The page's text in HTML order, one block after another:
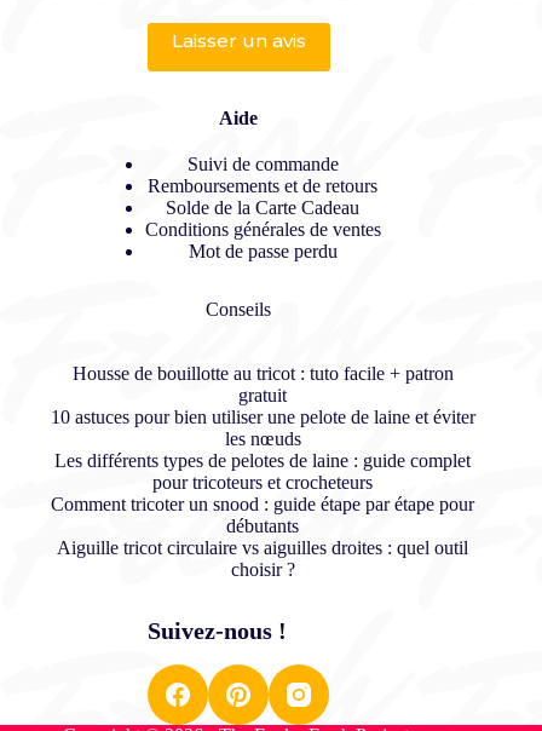
Laisser un avis
Aide
Suivi de commande
Remboursements et de retours
Solde de la Carte Cadeau
Conditions générales de ventes
Mot de passe perdu
Conseils
Housse de bouillotte au tricot : tuto facile + patron
gratuit
10 astuces pour bien utiliser une pelote de laine et éviter
les nœuds
Les différents types de pelotes de laine : guide complet
pour tricoteurs et crocheteurs
Comment tricoter un snood : guide étape par étape pour
débutants
Aiguille tricot circulaire vs aiguilles droites : quel outil
choisir ?
Suivez-nous !